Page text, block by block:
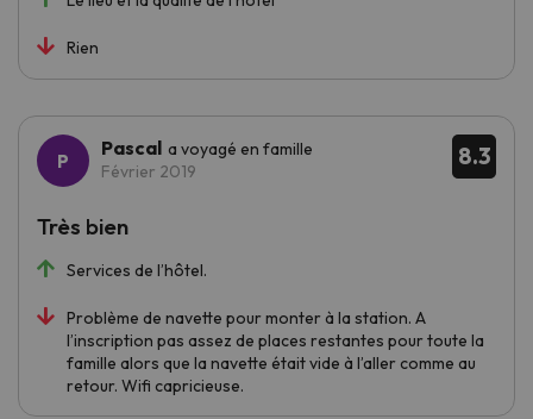
Rien
8.3
Pascal a voyagé en famille
Février 2019
Services de l’hôtel.
Problème de navette pour monter à la station. A
l’inscription pas assez de places restantes pour toute la
famille alors que la navette était vide à l’aller comme au
retour. Wifi capricieuse.
Très bien